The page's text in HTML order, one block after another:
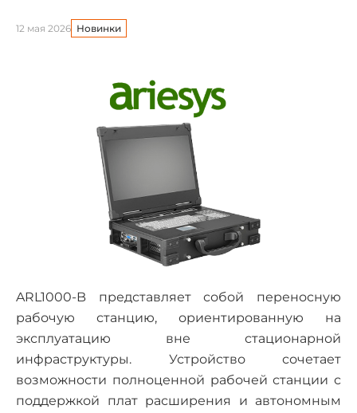
12 мая 2026 Новинки
ARL1000-B представляет собой переносную
рабочую станцию, ориентированную на
эксплуатацию вне стационарной
инфраструктуры. Устройство сочетает
возможности полноценной рабочей станции с
поддержкой плат расширения и автономным